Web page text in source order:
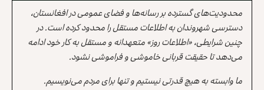
محدودیت‌های گسترده بر رسانه‌ها و فضای عمومی در افغانستان،
دسترسی شهروندان به اطلاعات مستقل را محدود کرده است. در
چنین شرایطی، «اطلاعات روز» متعهدانه و مستقل به کار خود ادامه
می‌دهد تا حقیقت قربانی خاموشی و فراموشی نشود.
ما وابسته به هیچ قدرتی نیستیم و تنها برای مردم می‌نویسیم.